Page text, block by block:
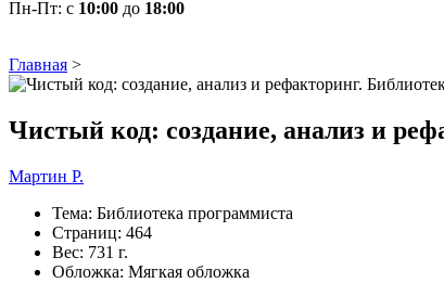
Пн-Пт: с 10:00 до 18:00
Главная >
Чистый код: создание, анализ и
Мартин Р.
Тема: Библиотека программиста
Страниц: 464
Вес: 731 г.
Обложка: Мягкая обложка